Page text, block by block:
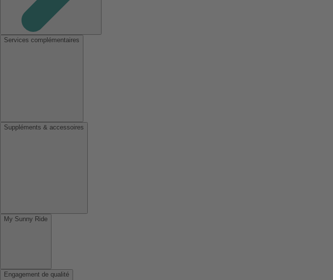
Services complémentaires
Suppléments & accessoires
My Sunny Ride
Engagement de qualité